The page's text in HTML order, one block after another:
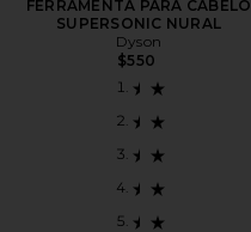
FERRAMENTA PARA CABELO
SUPERSONIC NURAL
Dyson
$550